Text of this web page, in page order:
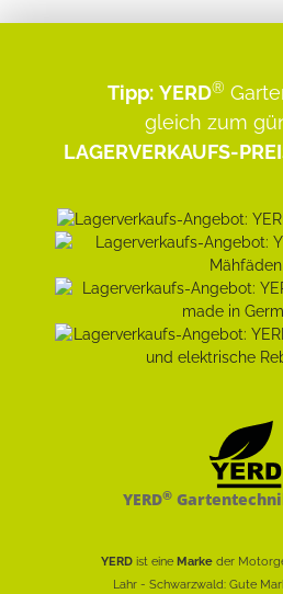
Tipp: YERD®
gleich zum
LAGERVERKAUFS-
YERD®
YERD ist eine Marke der
Lahr - Schwarzwald: Gute